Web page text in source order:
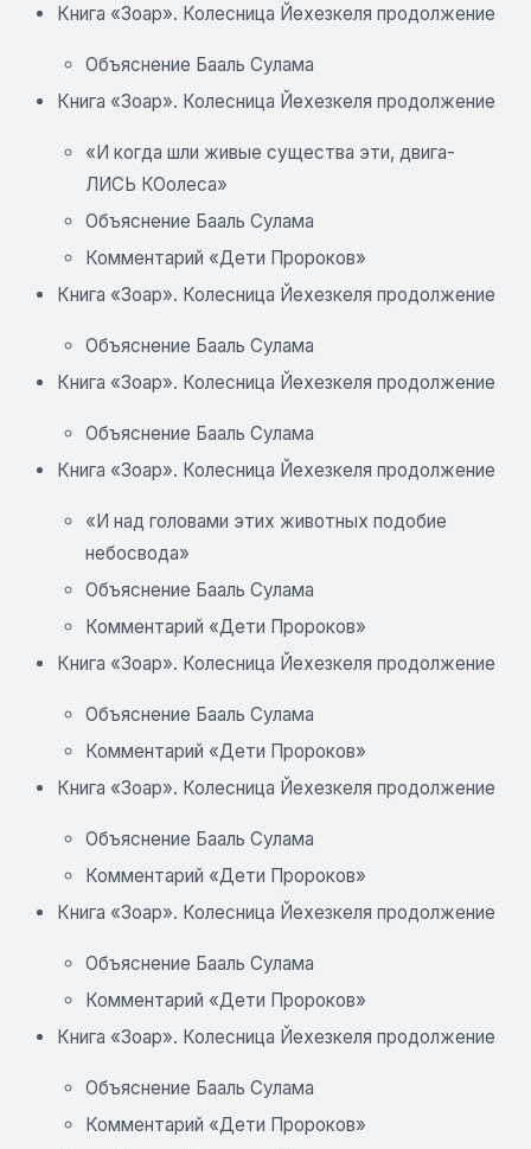
Книга «Зоар». Колесница Йехезкеля продолжение
Объяснение Бааль Сулама
Книга «Зоар». Колесница Йехезкеля продолжение
«И когда шли живые существа эти, двига-
ЛИСЬ КОолеса»
Объяснение Бааль Сулама
Комментарий «Дети Пророков»
Книга «Зоар». Колесница Йехезкеля продолжение
Объяснение Бааль Сулама
Книга «Зоар». Колесница Йехезкеля продолжение
Объяснение Бааль Сулама
Книга «Зоар». Колесница Йехезкеля продолжение
«И над головами этих животных подобие
небосвода»
Объяснение Бааль Сулама
Комментарий «Дети Пророков»
Книга «Зоар». Колесница Йехезкеля продолжение
Объяснение Бааль Сулама
Комментарий «Дети Пророков»
Книга «Зоар». Колесница Йехезкеля продолжение
Объяснение Бааль Сулама
Комментарий «Дети Пророков»
Книга «Зоар». Колесница Йехезкеля продолжение
Объяснение Бааль Сулама
Комментарий «Дети Пророков»
Книга «Зоар». Колесница Йехезкеля продолжение
Объяснение Бааль Сулама
Комментарий «Дети Пророков»